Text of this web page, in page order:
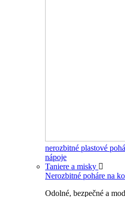
nerozbitné plastové
nápoje
Taniere a misky
Nerozbitné poháre na
Odolné, bezpečné a